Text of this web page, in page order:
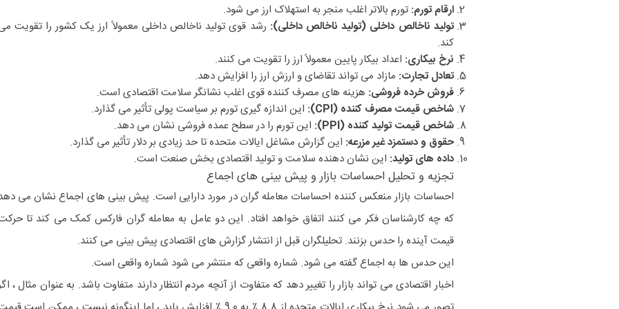
ارقام تورم: تورم بالاتر اغلب منجر به استهلاک ارز می شود.
تولید ناخالص داخلی (تولید ناخالص داخلی): رشد قوی تولید ناخالص داخلی معمولاً ارز یک کشور را تقویت
کند.
نرخ بیکاری: اعداد بیکار پایین معمولاً ارز را تقویت می کنند.
تعادل تجارت: مازاد می تواند تقاضای و ارزش ارز را افزایش دهد.
فروش خرده فروشی: هزینه های مصرف کننده قوی اغلب نشانگر سلامت اقتصادی است.
شاخص قیمت مصرف کننده (CPI):
این اندازه گیری تورم بر سیاست پولی تأثیر می گذارد.
شاخص قیمت تولید کننده (PPI):
این تورم را در سطح عمده فروشی نشان می دهد.
حقوق و دستمزد غیر مزرعه: این گزارش مشاغل ایالات متحده تا حد زیادی بر دلار تأثیر می گذارد.
داده های تولید: این نشان دهنده سلامت و تولید اقتصادی بخش صنعت است.
تجزیه و تحلیل احساسات بازار و پیش بینی های اجماع
احساسات بازار منعکس کننده احساسات معامله گران در مورد دارایی است. پیش بینی های اجماع نشان می
که چه کارشناسان فکر می کنند اتفاق خواهد افتاد. این دو عامل به معامله گران فارکس کمک می کند تا
قیمت آینده را حدس بزنند. تحلیلگران قبل از انتشار گزارش های اقتصادی پیش بینی می کنند.
این حدس ها به اجماع گفته می شود. شماره واقعی که منتشر می شود شماره واقعی است.
اخبار اقتصادی می تواند بازار را تغییر دهد که متفاوت از آنچه مردم انتظار دارند متفاوت باشد. به عنوان مثال ،